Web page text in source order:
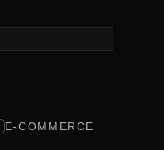
E-COMMERCE